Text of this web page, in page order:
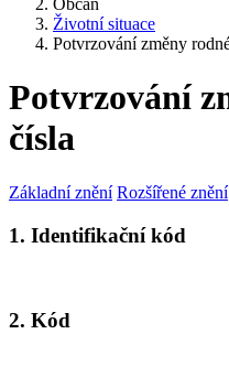
Občan
Životní situace
Potvrzování změny
Potvrzování
čísla
Základní znění Rozšířené znění
1. Identifikační kód
2. Kód